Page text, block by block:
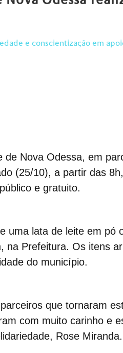
e conscientização em
de Nova Odessa, em
(25/10), a partir das
e gratuito.
e uma lata de leite em pó
na Prefeitura. Os itens
do município.
que tornaram
com muito carinho e
Rose Miranda.